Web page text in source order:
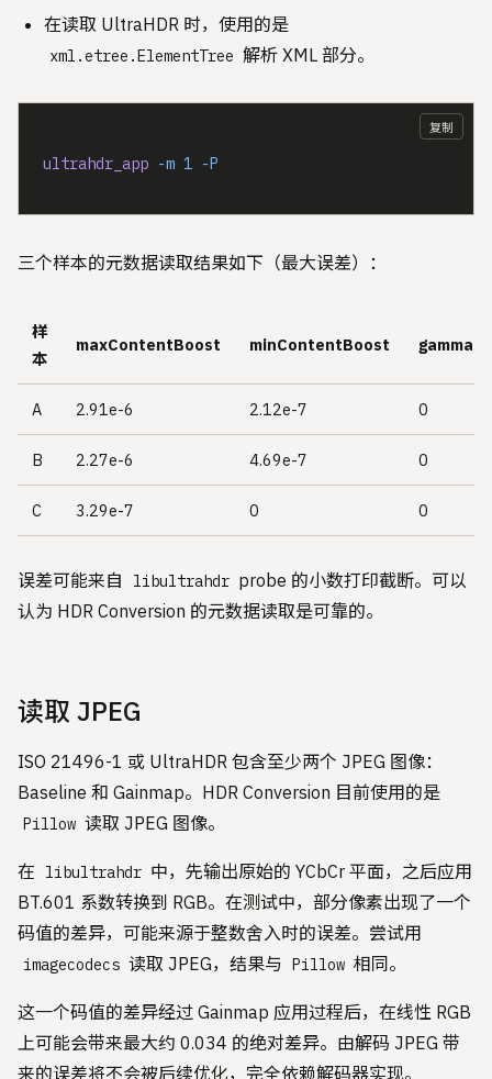
在读取 UltraHDR 时，使用的是
xml.etree.ElementTree 解析 XML 部分。
ultrahdr_app -m 1 -P
复制
三个样本的元数据读取结果如下（最大误差）：
样
本
maxContentBoost minContentBoost gamma
A 2.91e-6 2.12e-7 0
B 2.27e-6 4.69e-7 0
C 3.29e-7 0 0
误差可能来自 libultrahdr probe 的小数打印截断。可以
认为 HDR Conversion 的元数据读取是可靠的。
读取 JPEG
ISO 21496-1 或 UltraHDR 包含至少两个 JPEG 图像：
Baseline 和 Gainmap。HDR Conversion 目前使用的是
Pillow 读取 JPEG 图像。
在 libultrahdr 中，先输出原始的 YCbCr 平面，之后应用
BT.601 系数转换到 RGB。在测试中，部分像素出现了一个
码值的差异，可能来源于整数舍入时的误差。尝试用
imagecodecs 读取 JPEG，结果与 Pillow 相同。
这一个码值的差异经过 Gainmap 应用过程后，在线性 RGB
上可能会带来最大约 0.034 的绝对差异。由解码 JPEG 带
来的误差将不会被后续优化，完全依赖解码器实现。